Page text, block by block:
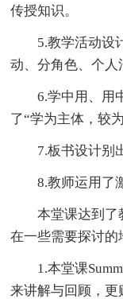
传授知识。
5.教学活动设
动、分角色、个人
6.学中用、用
了“学为主体，较
7.板书设计别
8.教师运用了
本堂课达到了
在一些需要探讨的
1.本堂课
来讲解与回顾，更